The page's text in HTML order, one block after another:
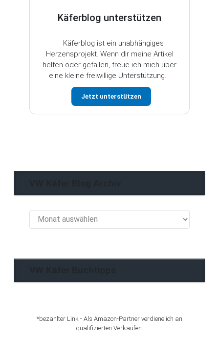
Käferblog unterstützen
Käferblog ist ein unabhängiges
Herzensprojekt. Wenn dir meine Artikel
helfen oder gefallen, freue ich mich über
eine kleine freiwillige Unterstützung.
Jetzt unterstützen
Käfer
*bezahlter Link - Als Amazon-Partner verdiene ich an
qualifizierten Verkäufen.